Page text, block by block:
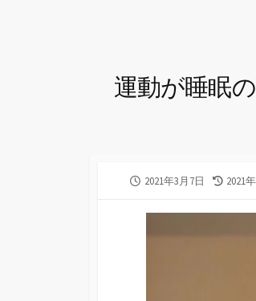
運動が睡眠
公
日
2021年3月7日
最
更
2021